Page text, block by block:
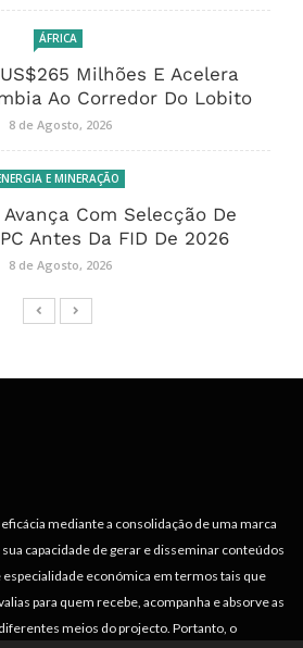
ÁFRICA
Milhões E Acelera
Ao Corredor Do Lobito
8 de Agosto, 2026
E MINERAÇÃO
Avança Com Selecção De
Antes Da FID De 2026
8 de Agosto, 2026
mediante a consolidação de uma marca
capacidade de gerar e disseminar conteúdos
económica em termos tais que
para quem recebe, acompanha e absorve as
meios do projecto. Portanto, o